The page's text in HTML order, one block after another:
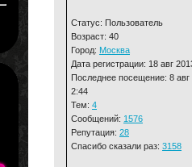
Статус: Пользователь
Возраст: 40
Город: Москва
Дата регистрации: 18 авг
Последнее посещение: 8 авг
2:44
Тем: 4
Сообщений: 1576
Репутация: 28
Спасибо сказали раз: 3158